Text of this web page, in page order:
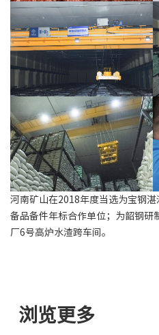
河南矿山在2018年度当选为宝钢
备品备件年标合作单位；为韶钢研
厂6号高炉水渣跨车间。
浏览更多